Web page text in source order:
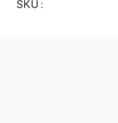
SKU :